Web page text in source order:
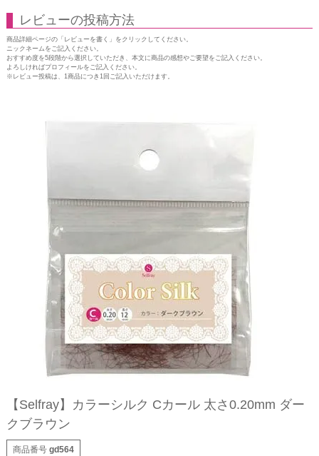
レビューの投稿方法
商品詳細ページの「レビューを書く」をクリックしてください。
ニックネームをご記入ください。
おすすめ度を5段階から選択していただき、本文に商品の感想やご要望をご記入ください。
よろしければプロフィールをご記入ください。
※レビュー投稿は、1商品につき1回ご記入いただけます。
【Selfray】カラーシルク Cカール 太さ0.20mm ダー
クブラウン
商品番号 gd564